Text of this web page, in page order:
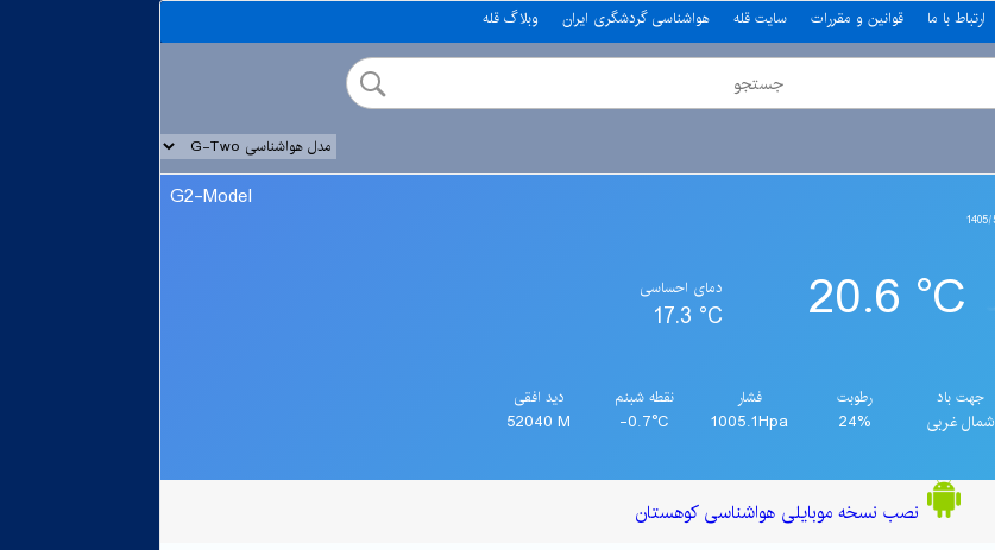
ارتباط با ما قوانین و مقررات سایت قله هواشناسی گردشگری ایران وبلاگ قله
G2-Model
20.6 °C دمای احساسی
17.3 °C
جهت باد
شمال غربی
رطوبت
24%
فشار
1005.1Hpa
نقطه شبنم
-0.7°C
دید افقی
52040 M
نصب نسخه موبایلی هواشناسی کوهستان